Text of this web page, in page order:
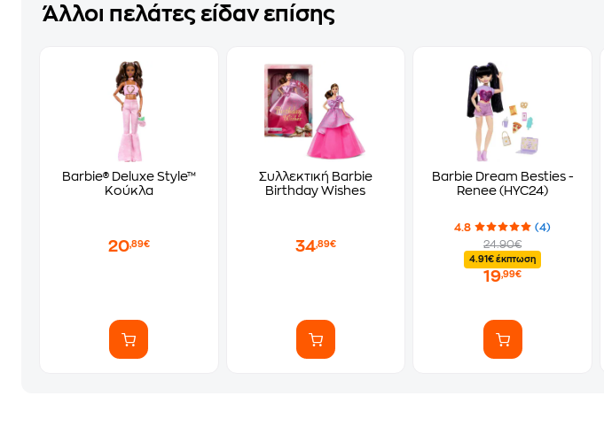
Άλλοι πελάτες είδαν επίσης
Barbie® Deluxe Style™
Κούκλα
20,89€
Συλλεκτική Barbie
Birthday Wishes
34,89€
Barbie Dream Besties -
Renee (HYC24)
4.8
(4)
24.90€
4.91€ έκπτωση
19,99€